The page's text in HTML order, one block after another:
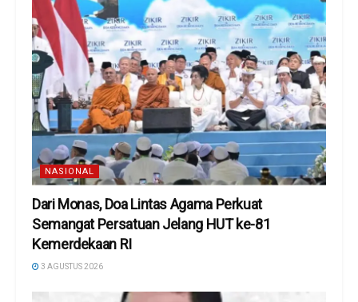
NASIONAL
Dari Monas, Doa Lintas Agama Perkuat
Semangat Persatuan Jelang HUT ke-81
Kemerdekaan RI
3 AGUSTUS 2026